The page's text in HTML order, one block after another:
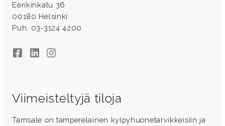
Eerikinkatu 36
00180 Helsinki
Puh. 03-3124 4200
FacebookLinkedInInstagram
Viimeisteltyjä tiloja
Tamsale on tamperelainen kylpyhuonetarvikkeisiin ja